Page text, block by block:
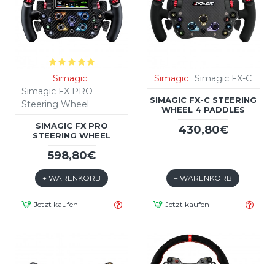
Simagic
Simagic FX PRO
Steering Wheel
SIMAGIC FX PRO
STEERING WHEEL
598,80€
+ WARENKORB
Jetzt kaufen
Simagic Simagic FX-C
SIMAGIC FX-C STEERING
WHEEL 4 PADDLES
430,80€
+ WARENKORB
Jetzt kaufen